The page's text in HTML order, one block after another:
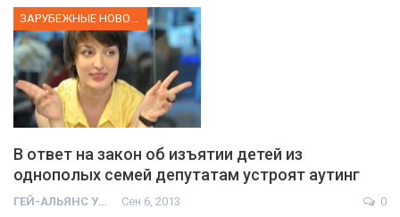
ЗАРУБЕЖНЫЕ НОВОСТИ
В ответ на закон об изъятии детей из
однополых семей депутатам устроят аутинг
ГЕЙ-АЛЬЯНС УКРАИНА Сен 6, 2013
0